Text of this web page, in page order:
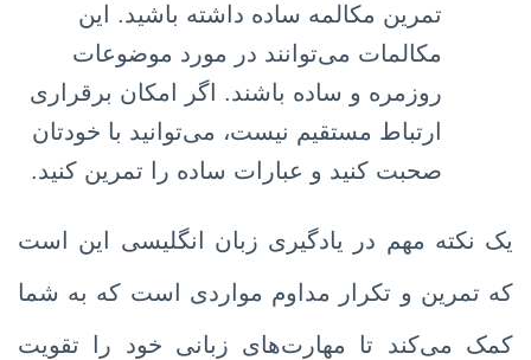
تمرین مکالمه ساده داشته باشید. این
مکالمات می‌توانند در مورد موضوعات
روزمره و ساده باشند. اگر امکان برقراری
ارتباط مستقیم نیست، می‌توانید با خودتان
صحبت کنید و عبارات ساده را تمرین کنید.
یک نکته مهم در یادگیری زبان انگلیسی این است
که تمرین و تکرار مداوم مواردی است که به شما
کمک می‌کند تا مهارت‌های زبانی خود را تقویت